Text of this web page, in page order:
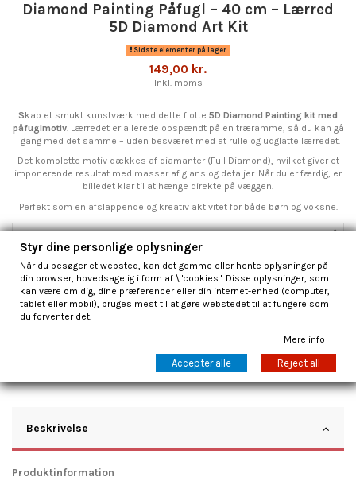
Diamond Painting Påfugl – 40 cm – Lærred
5D Diamond Art Kit
Sidste elementer på lager
149,00 kr.
Inkl. moms
Skab et smukt kunstværk med dette flotte 5D Diamond Painting kit med
påfuglmotiv. Lærredet er allerede opspændt på en træramme, så du kan gå
i gang med det samme – uden besværet med at rulle og udglatte lærredet.
Det komplette motiv dækkes af diamanter (Full Diamond), hvilket giver et
imponerende resultat med masser af glans og detaljer. Når du er færdig, er
billedet klar til at hænge direkte på væggen.
Perfekt som en afslappende og kreativ aktivitet for både børn og voksne.
Læg i indkøbskurv
Beskrivelse
Produktinformation
Styr dine personlige oplysninger
Når du besøger et websted, kan det gemme eller hente oplysninger på
din browser, hovedsagelig i form af \ 'cookies '. Disse oplysninger, som
kan være om dig, dine præferencer eller din internet-enhed (computer,
tablet eller mobil), bruges mest til at gøre webstedet til at fungere som
du forventer det.
Mere info
Accepter alle Reject all